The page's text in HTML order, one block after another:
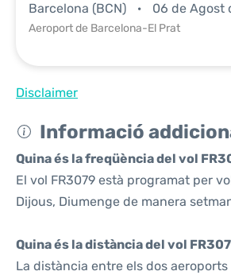
Barcelona (BCN) 06 de Agost
Aeroport de Barcelona-El Prat
Disclaimer
Informació
Quina és la freqüència del vol
El vol FR3079 està programat per
Dijous, Diumenge de manera
Quina és la distància del vol
La distància entre els dos aeroports